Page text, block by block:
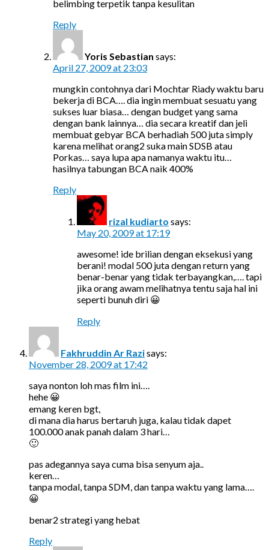
belimbing terpetik tanpa kesulitan
Reply
Yoris Sebastian says:
April 27, 2009 at 23:03
mungkin contohnya dari Mochtar Riady waktu baru
bekerja di BCA…. dia ingin membuat sesuatu yang
sukses luar biasa… dengan budget yang sama
dengan bank lainnya… dia secara kreatif dan jeli
membuat gebyar BCA berhadiah 500 juta simply
karena melihat orang2 suka main SDSB atau
Porkas… saya lupa apa namanya waktu itu…
hasilnya tabungan BCA naik 400%
Reply
rizal kudiarto says:
May 20, 2009 at 17:19
awesome! ide brilian dengan eksekusi yang
berani! modal 500 juta dengan return yang
benar-benar yang tidak terbayangkan,…. tapi
jika orang awam melihatnya tentu saja hal ini
seperti bunuh diri 😀
Reply
Fakhruddin Ar Razisays:
November 28, 2009 at 17:42
saya nonton loh mas film ini….
hehe 😀
emang keren bgt,
di mana dia harus bertaruh juga, kalau tidak dapet
100.000 anak panah dalam 3 hari…
🙂
pas adegannya saya cuma bisa senyum aja..
keren…
tanpa modal, tanpa SDM, dan tanpa waktu yang lama….
😀
benar2 strategi yang hebat
Reply